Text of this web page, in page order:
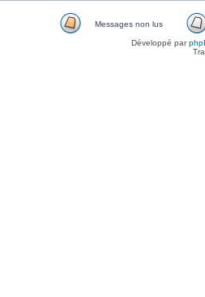
Messages non lus
Développé par